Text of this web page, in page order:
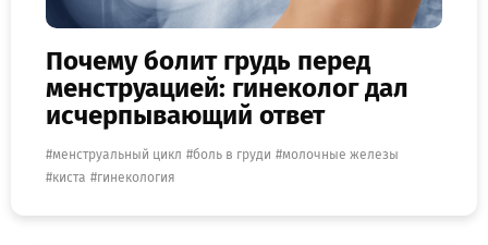
Почему болит грудь перед
менструацией: гинеколог дал
исчерпывающий ответ
менструальный цикл боль в груди
молочные железы
киста
гинекология